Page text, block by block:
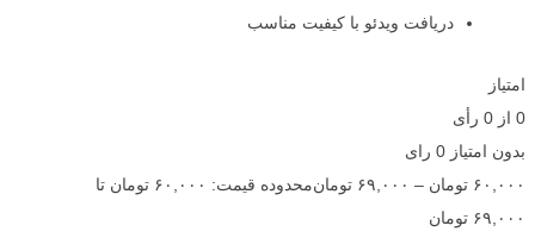
دریافت ویدئو با کیفیت مناسب
امتیاز
0 از 0 رأی
بدون امتیاز 0 رای
۶۰,۰۰۰ تومان – ۶۹,۰۰۰ تومان
محدوده قیمت: ۶۰,۰۰۰ تومان تا
۶۹,۰۰۰ تومان